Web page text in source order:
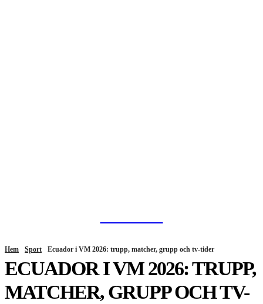
Hem Sport Ecuador i VM 2026: trupp, matcher, grupp och tv-tider
ECUADOR I VM 2026: TRUPP,
MATCHER, GRUPP OCH TV-